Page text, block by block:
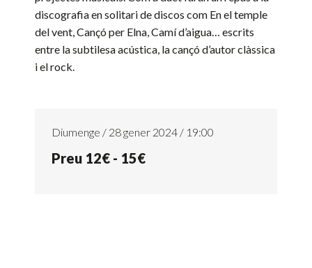
discografia en solitari de discos com En el temple
del vent, Cançó per Elna, Camí d’aigua… escrits
entre la subtilesa acústica, la cançó d’autor clàssica
i el rock.
Diumenge / 28 gener 2024 / 19:00
Preu 12€ - 15€